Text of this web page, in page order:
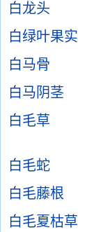
白龙头
白绿叶果实
白马骨
白马阴茎
白毛草
白毛蛇
白毛藤根
白毛夏枯草